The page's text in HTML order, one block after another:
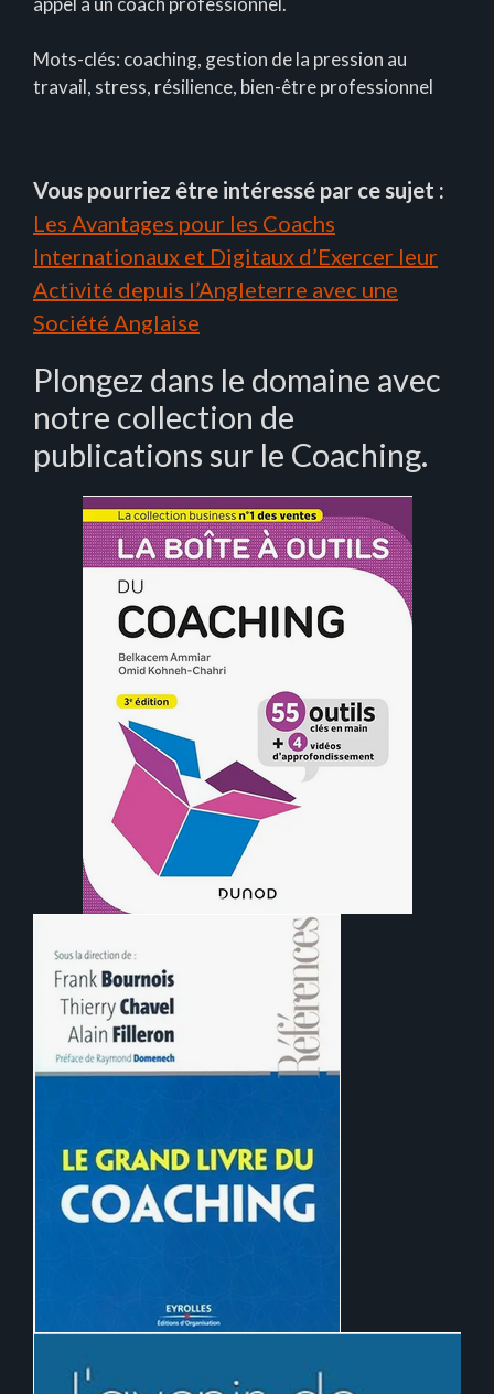
Mots-clés: coaching, gestion de la pression au
travail, stress, résilience, bien-être professionnel
Vous pourriez être intéressé par ce sujet :
Les Avantages pour les Coachs
Internationaux et Digitaux d’Exercer leur
Activité depuis l’Angleterre avec une
Société Anglaise
Plongez dans le domaine avec
notre collection de
publications sur le Coaching.